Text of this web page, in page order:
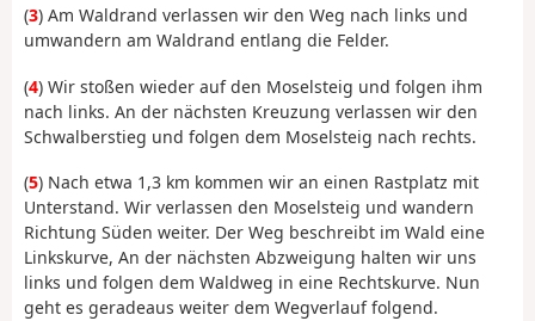
(3) Am Waldrand verlassen wir den Weg nach links und
umwandern am Waldrand entlang die Felder.
(4) Wir stoßen wieder auf den Moselsteig und folgen ihm
nach links. An der nächsten Kreuzung verlassen wir den
Schwalberstieg und folgen dem Moselsteig nach rechts.
(5) Nach etwa 1,3 km kommen wir an einen Rastplatz mit
Unterstand. Wir verlassen den Moselsteig und wandern
Richtung Süden weiter. Der Weg beschreibt im Wald eine
Linkskurve, An der nächsten Abzweigung halten wir uns
links und folgen dem Waldweg in eine Rechtskurve. Nun
geht es geradeaus weiter dem Wegverlauf folgend.